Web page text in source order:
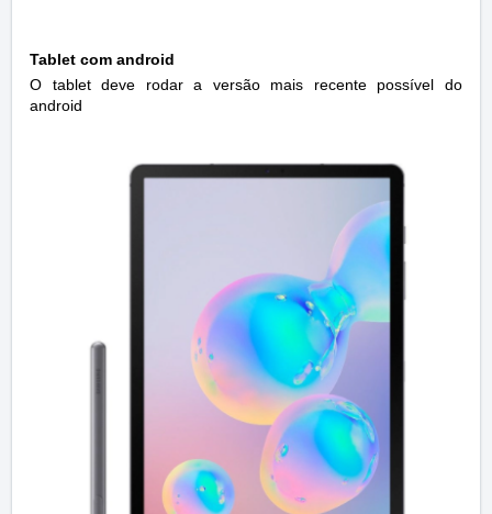
Tablet com android
O tablet deve rodar a versão mais recente possível do
android